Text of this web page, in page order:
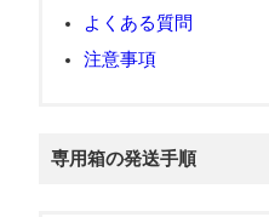
よくある質問
注意事項
専用箱の発送手順